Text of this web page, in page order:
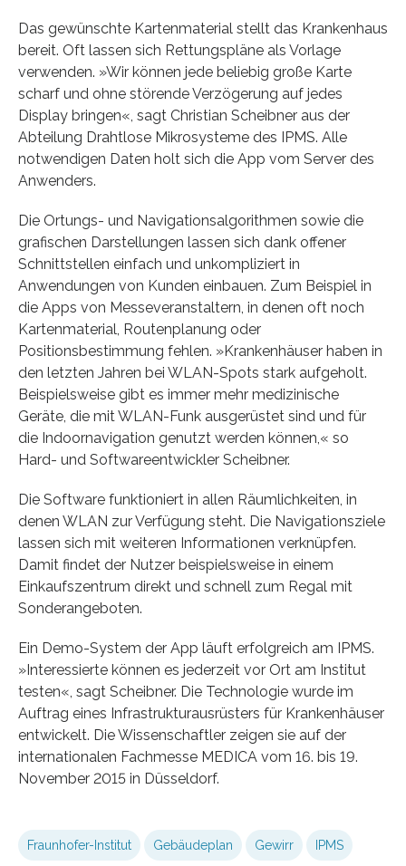
Das gewünschte Kartenmaterial stellt das Krankenhaus
bereit. Oft lassen sich Rettungspläne als Vorlage
verwenden. »Wir können jede beliebig große Karte
scharf und ohne störende Verzögerung auf jedes
Display bringen«, sagt Christian Scheibner aus der
Abteilung Drahtlose Mikrosysteme des IPMS. Alle
notwendigen Daten holt sich die App vom Server des
Anwenders.
Die Ortungs- und Navigationsalgorithmen sowie die
grafischen Darstellungen lassen sich dank offener
Schnittstellen einfach und unkompliziert in
Anwendungen von Kunden einbauen. Zum Beispiel in
die Apps von Messeveranstaltern, in denen oft noch
Kartenmaterial, Routenplanung oder
Positionsbestimmung fehlen. »Krankenhäuser haben in
den letzten Jahren bei WLAN-Spots stark aufgeholt.
Beispielsweise gibt es immer mehr medizinische
Geräte, die mit WLAN-Funk ausgerüstet sind und für
die Indoornavigation genutzt werden können,« so
Hard- und Softwareentwickler Scheibner.
Die Software funktioniert in allen Räumlichkeiten, in
denen WLAN zur Verfügung steht. Die Navigationsziele
lassen sich mit weiteren Informationen verknüpfen.
Damit findet der Nutzer beispielsweise in einem
Einkaufszentrum direkt und schnell zum Regal mit
Sonderangeboten.
Ein Demo-System der App läuft erfolgreich am IPMS.
»Interessierte können es jederzeit vor Ort am Institut
testen«, sagt Scheibner. Die Technologie wurde im
Auftrag eines Infrastrukturausrüsters für Krankenhäuser
entwickelt. Die Wissenschaftler zeigen sie auf der
internationalen Fachmesse MEDICA vom 16. bis 19.
November 2015 in Düsseldorf.
Fraunhofer-Institut Gebäudeplan Gewirr IPMS